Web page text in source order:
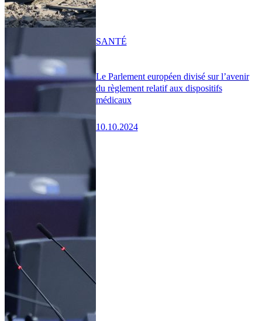
Le Parlement européen divisé sur l’avenir
du règlement relatif aux dispositifs
médicaux
10.10.2024
SANTÉ